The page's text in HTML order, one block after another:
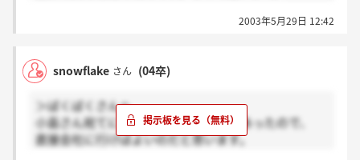
2003年5月29日 12:42
snowflake さん (04卒)
＞ばくばくさんへ
小島さん宛てに来てくださいと書いてあったので、
直接会社に行けばよいのだと思います。